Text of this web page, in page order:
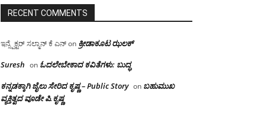
RECENT COMMENTS
ಇನ್ಸ್ಪೆಕ್ಟರ್ ಸಲ್ಮಾನ್ ಕೆ ಎನ್on ಕ್ರೀಡಾಕೂಟ ಝಲಕ್
Suresh on ಓದಲೇಬೇಕಾದ‌ ಕವಿತೆಗಳು: ಬುದ್ಧ
ಕನ್ನಡಕ್ಕಾಗಿ ಜೈಲು ಸೇರಿದ ಕೃಷ್ಣ – Public Story on ಬಹುಮುಖ
ವ್ಯಕ್ತಿತ್ವದ ವೂಡೇ ಪಿ.ಕೃಷ್ಣ